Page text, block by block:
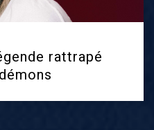
rattrapé